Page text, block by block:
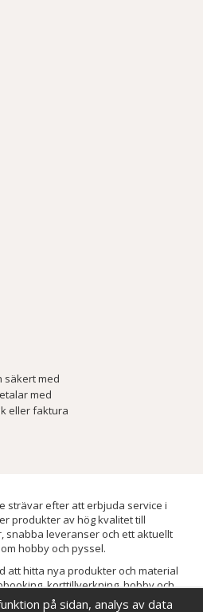
säkert med
med
eller faktura
strävar efter att erbjuda service i
produkter av hög kvalitet till
snabba leveranser och ett aktuellt
hobby och pyssel.
att hitta nya produkter och material
korttillverkning, hobby och
och löpande förbättra och
på sidan, analys av data